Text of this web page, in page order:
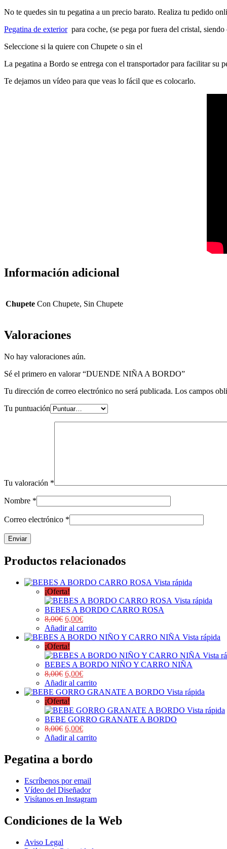
No te quedes sin tu pegatina a un precio barato. Realiza tu pedido
Pegatina de exteriorpara coche, (se pega por fuera del cristal,
Seleccione si la quiere con Chupete o sin el
La pegatina a Bordo se entrega con el transportador para facilitar su
Te dejamos un vídeo para que veas lo fácil que es colocarlo.
Información adicional
Chupete Con Chupete, Sin Chupete
Valoraciones
No hay valoraciones aún.
Sé el primero en valorar “DUENDE NIÑA A BORDO”
Tu dirección de correo electrónico no será publicada. Los campos
Tu puntuación
Tu valoración *
Nombre *
Correo electrónico *
Productos relacionados
Vista rápida
¡Oferta!
Vista rápida
BEBES A BORDO CARRO ROSA
8,00€ 6,00€
Añadir al carrito
Vista rápida
¡Oferta!
Vista
BEBES A BORDO NIÑO Y CARRO NIÑA
8,00€ 6,00€
Añadir al carrito
Vista rápida
¡Oferta!
Vista rápida
BEBE GORRO GRANATE A BORDO
8,00€ 6,00€
Añadir al carrito
Pegatina a bordo
Escríbenos por email
Vídeo del Diseñador
Visítanos en Instagram
Condiciones de la Web
Aviso Legal